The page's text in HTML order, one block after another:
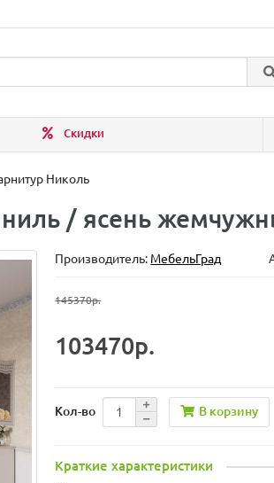
Скидки
Николь
/ ясень
Производитель: МебельГрад
145370р.
103470р.
Кол-во В корзину
Краткие характеристики